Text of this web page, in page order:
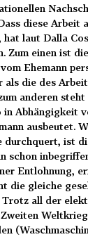
diese Arbeit
hat laut Dalla
Zum einen ist
Ehemann
als die des
anderen steht
in Abhängigkeit
ausbeutet.
durchquert, ist
schon
Entlohnung,
die gleiche
Trotz all der